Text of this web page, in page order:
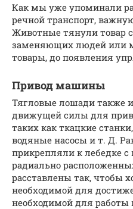
Как мы уже упоминали
речной транспорт,
Животные тянули товар
заменяющих людей или
товары, до появления
Привод машины
Тягловые лошади также
движущей силы для
таких как ткацкие
водяные насосы и т. Д.
прикрепляли к лебедке
радиально
расставлены так, чтобы
необходимой для
необходимой для работы